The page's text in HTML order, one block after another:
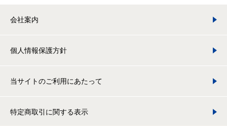
会社案内
個人情報保護方針
当サイトのご利用にあたって
特定商取引に関する表示